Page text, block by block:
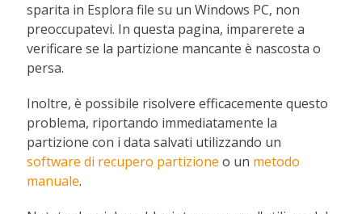
sparita in Esplora file su un Windows PC, non
preoccupatevi. In questa pagina, imparerete a
verificare se la partizione mancante è nascosta o
persa.
Inoltre, è possibile risolvere efficacemente questo
problema, riportando immediatamente la
partizione con i data salvati utilizzando un
software di recupero partizione o un metodo
manuale.